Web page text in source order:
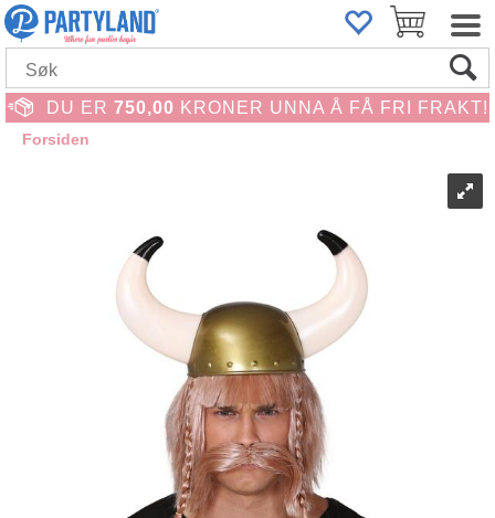
DU ER 750,00 KRONER UNNA Å FÅ FRI FRAKT!
Forsiden